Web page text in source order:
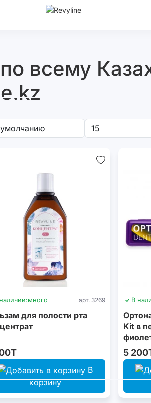
всему
Скребки Воски
много арт. 3269
для полости рта
В
корзину
В
Kit в
5